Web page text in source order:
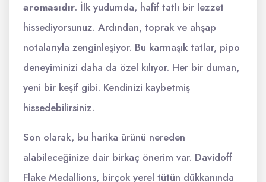
aromasıdır. İlk yudumda, hafif tatlı bir lezzet
hissediyorsunuz. Ardından, toprak ve ahşap
notalarıyla zenginleşiyor. Bu karmaşık tatlar, pipo
deneyiminizi daha da özel kılıyor. Her bir duman,
yeni bir keşif gibi. Kendinizi kaybetmiş
hissedebilirsiniz.
Son olarak, bu harika ürünü nereden
alabileceğinize dair birkaç önerim var. Davidoff
Flake Medallions, birçok yerel tütün dükkanında